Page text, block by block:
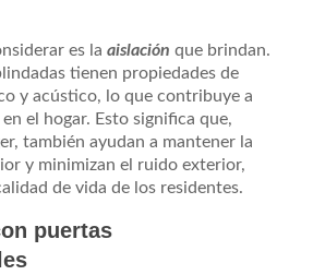
es laaislación que brindan.
tienen propiedades de
y acústico, lo que contribuye a
el hogar. Esto significa que,
también ayudan a mantener la
y minimizan el ruido exterior,
de vida de los residentes.
puertas